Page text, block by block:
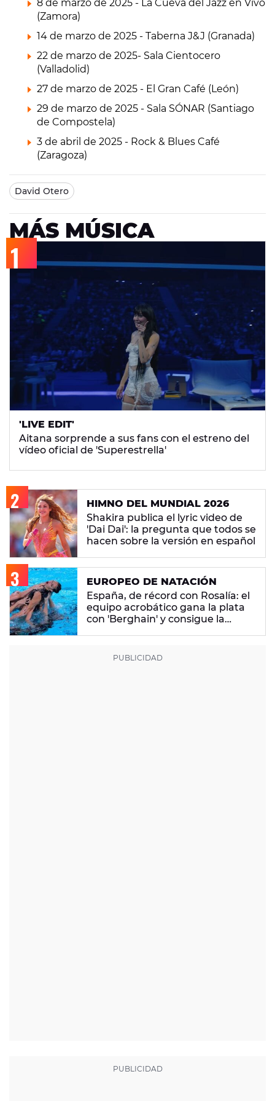
8 de marzo de 2025 - La Cueva del Jazz en Vivo
(Zamora)
14 de marzo de 2025 - Taberna J&J (Granada)
22 de marzo de 2025- Sala Cientocero
(Valladolid)
27 de marzo de 2025 - El Gran Café (León)
29 de marzo de 2025 - Sala SÓNAR (Santiago
de Compostela)
3 de abril de 2025 - Rock & Blues Café
(Zaragoza)
David Otero
MÁS MÚSICA
'LIVE EDIT'
Aitana sorprende a sus fans con el estreno del
vídeo oficial de 'Superestrella'
HIMNO DEL MUNDIAL 2026
Shakira publica el lyric video de
'Dai Dai': la pregunta que todos se
hacen sobre la versión en español
EUROPEO DE NATACIÓN
España, de récord con Rosalía: el
equipo acrobático gana la plata
con 'Berghain' y consigue la